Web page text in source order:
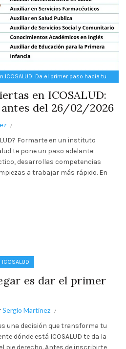
ICOSALUD! Da el primer paso hacia tu
en ICOSALUD:
del 26/02/2026
Formarte en un instituto
te pone un paso adelante:
desarrollas competencias
a trabajar más rápido. En
es dar el primer
Sergio Martinez
una decisión que transforma tu
dónde está ICOSALUD te da la
pie derecho. Antes de inscribirte,